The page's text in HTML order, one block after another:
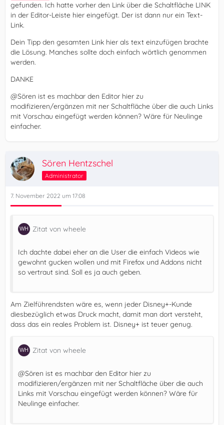
gefunden. Ich hatte vorher den Link über die Schaltfläche LINK
in der Editor-Leiste hier eingefügt. Der ist dann nur ein Text-
Link.
Dein Tipp den gesamten Link hier als text einzufügen brachte
die Lösung. Manches sollte doch einfach wörtlich genommen
werden.
DANKE
@Sören ist es machbar den Editor hier zu
modifizieren/ergänzen mit ner Schaltfläche über die auch Links
mit Vorschau eingefügt werden können? Wäre für Neulinge
einfacher.
Sören Hentzschel
Administrator
7. November 2022 um 17:08
Zitat von wheele
Ich dachte dabei eher an die User die einfach Videos wie
gewohnt gucken wollen und mit Firefox und Addons nicht
so vertraut sind. Soll es ja auch geben.
Am Zielführendsten wäre es, wenn jeder Disney+-Kunde
diesbezüglich etwas Druck macht, damit man dort versteht,
dass das ein reales Problem ist. Disney+ ist teuer genug.
Zitat von wheele
@Sören ist es machbar den Editor hier zu
modifizieren/ergänzen mit ner Schaltfläche über die auch
Links mit Vorschau eingefügt werden können? Wäre für
Neulinge einfacher.